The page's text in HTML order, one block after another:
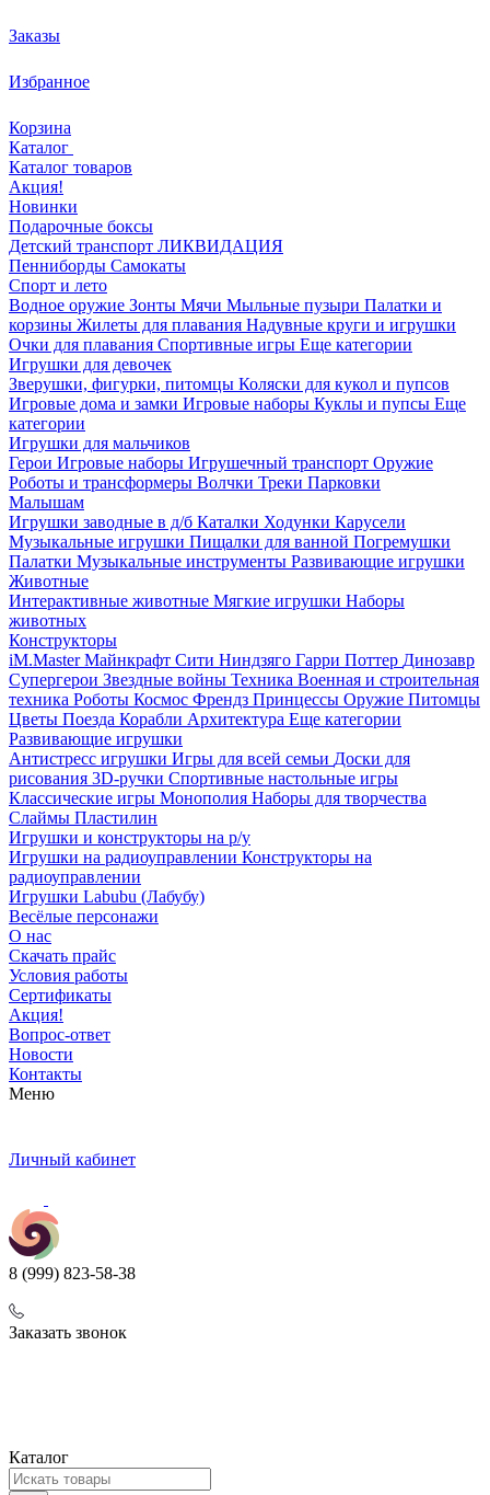
Заказы
Избранное
Корзина
Каталог
Каталог товаров
Акция!
Новинки
Подарочные боксы
Детский транспорт ЛИКВИДАЦИЯ
Пенниборды Самокаты
Спорт и лето
Водное оружие Зонты Мячи Мыльные пузыри Палатки и
корзины Жилеты для плавания Надувные круги и игрушки
Очки для плавания Спортивные игры Еще категории
Игрушки для девочек
Зверушки, фигурки, питомцы Коляски для кукол и пупсов
Игровые дома и замки Игровые наборы Куклы и пупсы Еще
категории
Игрушки для мальчиков
Герои Игровые наборы Игрушечный транспорт Оружие
Роботы и трансформеры Волчки Треки Парковки
Малышам
Игрушки заводные в д/б Каталки Ходунки Карусели
Музыкальные игрушки Пищалки для ванной Погремушки
Палатки Музыкальные инструменты Развивающие игрушки
Животные
Интерактивные животные Мягкие игрушки Наборы
животных
Конструкторы
iM.Master Майнкрафт Сити Ниндзяго Гарри Поттер Динозавр
Супергерои Звездные войны Техника Военная и строительная
техника Роботы Космос Френдз Принцессы Оружие Питомцы
Цветы Поезда Корабли Архитектура Еще категории
Развивающие игрушки
Антистресс игрушки Игры для всей семьи Доски для
рисования 3D-ручки Спортивные настольные игры
Классические игры Монополия Наборы для творчества
Слаймы Пластилин
Игрушки и конструкторы на р/у
Игрушки на радиоуправлении Конструкторы на
радиоуправлении
Игрушки Labubu (Лабубу)
Весёлые персонажи
О нас
Скачать прайс
Условия работы
Сертификаты
Акция!
Вопрос-ответ
Новости
Контакты
Меню
Личный кабинет
8 (999) 823-58-38
Заказать звонок
Каталог